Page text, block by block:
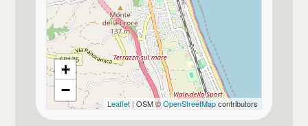
Fermata autobus di linea
Porto turistico
Cinema
+
−
Leaflet| OSM ©OpenStreetMapcontributors